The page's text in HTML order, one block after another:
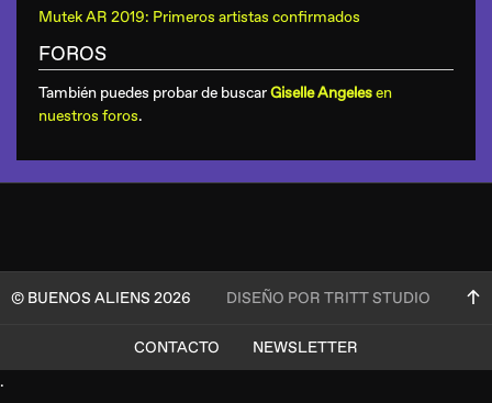
Mutek AR 2019: Primeros artistas confirmados
FOROS
También puedes probar de buscarGiselle Angelesen
nuestros foros.
© BUENOS ALIENS 2026 DISEÑO POR TRITT STUDIO
CONTACTO
NEWSLETTER
.